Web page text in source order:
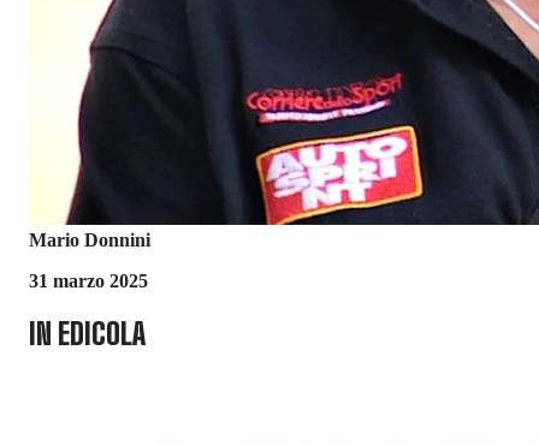
Mario Donnini
31 marzo 2025
IN EDICOLA